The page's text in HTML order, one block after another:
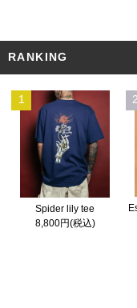
RANKING
1
Spider lily tee
8,800円(税込)
2